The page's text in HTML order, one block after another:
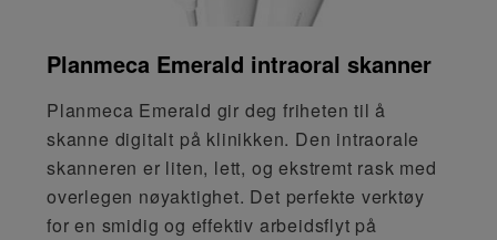
Planmeca Emerald intraoral skanner
Planmeca Emerald gir deg friheten til å
skanne digitalt på klinikken. Den intraorale
skanneren er liten, lett, og ekstremt rask med
overlegen nøyaktighet. Det perfekte verktøy
for en smidig og effektiv arbeidsflyt på